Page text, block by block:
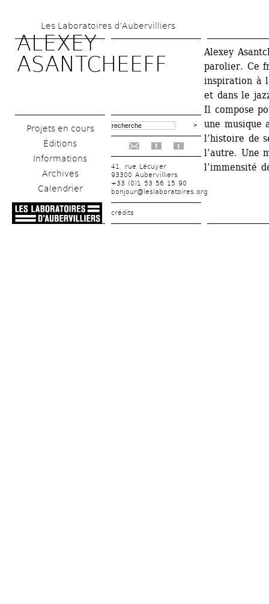
au
contenu
principal
Les Laboratoires d’Aubervilliers
ALEXEY
ASANTCHEEFF
Projets en cours
Éditions
Informations
Archives
Calendrier
f t
41, rue Lécuyer
93300 Aubervilliers
+33 (0)1 53 56 15 90
bonjour@leslaboratoires.org
crédits
Alexey
parolier. Ce
inspiration à
et dans le
Il compose
une musique
l’histoire de
l’autre. Une
l’immensité